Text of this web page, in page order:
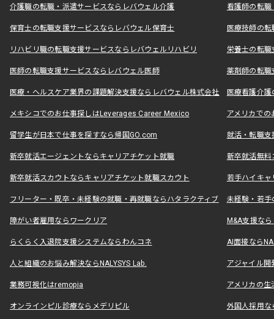
介護職の転職・派遣サービスならレバウェル介護 看護師の転
保育士の転職支援サービスならレバウェル保育士 医療技師の
リハビリ職の転職支援サービスならレバウェルリハビリ 栄養士の転
医師の転職支援サービスならレバウェル医師 薬剤師の転
医療・ヘルスケア業界の課題解決支援ならレバウェル株式会社 医療看護介
メキシコでのお仕事探しはLeverages Career Mexico アメリカで
留学生が日本で仕事を探すなら帰国GO.com 就活・転職
新卒就活エージェントならキャリアチケット就職 新卒就活無料
新卒就活スカウトならキャリアチケット就職スカウト 若手ハイキ
フリーター・既卒・未経験の就職・再就職ならハタラクティブ 未経験・若手
障がい者雇用ならワークリア M&A支援な
らくらく入退院支援システムならわんコネ AI面接なら
人と組織のお悩み解決ならNALYSYS Lab. アジャイル
業務可視化はremopia アメリカの
オンラインピル診療ならメデリピル 外国人採用